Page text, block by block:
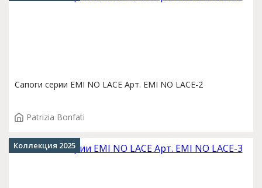
Сапоги серии EMI NO LACE Арт. EMI NO LACE-2
Patrizia Bonfati
Коллекция 2025